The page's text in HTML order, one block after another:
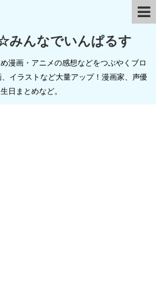
みんなでいんぱるす
漫画・アニメの感想などをつぶやくブロ
イラストなど大量アップ！漫画家、声優
日まとめなど。